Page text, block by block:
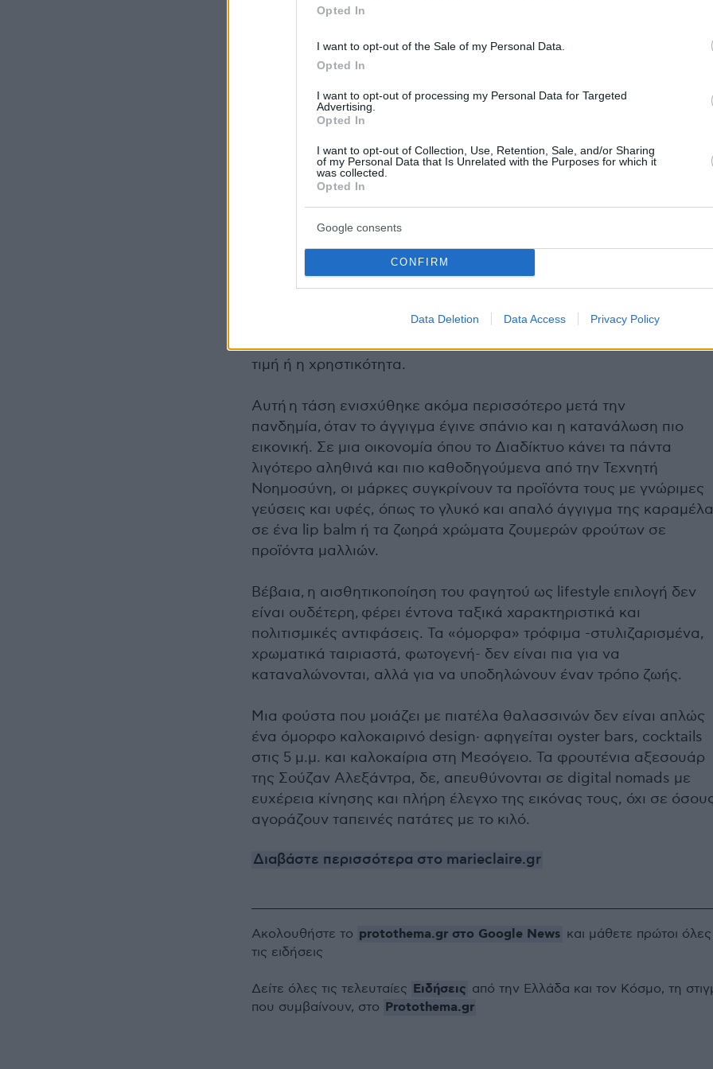
Opted In
I want to opt-out of the Sale of my Personal Data.
Opted In
I want to opt-out of processing my Personal Data for Targeted
Advertising.
Opted In
I want to opt-out of Collection, Use, Retention, Sale, and/or Sharing
of my Personal Data that Is Unrelated with the Purposes for which it
was collected.
Opted In
Google consents
CONFIRM
Data Deletion Data Access Privacy Policy
τελικά είναι καλύτερα να κρατάμε δερμάτινα trompe l’oeil σέλινα
Η συμβολική διάσταση του φαγητού, όπως στους πίνακες των
Ολλανδών μαστόρων, δηλώνει μέχρι και σήμερα αφθονία και
αντίστοιχο κοινωνικό status. Τα απλά, υγιή, «φυσικά» προϊόντα
fashion statement.
Κι αν τρώμε πρώτα με τα μάτια, από φρέσκα μακαρόνια σε
στην εικόνα. Έχει μυρωδιά, αφή, φαντασιακή γεύση και είναι
προϊόν. Καλλυντικά με ονόματα όπως Raspberry Jello ή Espresso,
αισθητηριακού μάρκετινγκ που χτίζει αναμνήσεις, συναισθήματα,
τιμή ή η χρηστικότητα.
Αυτή η τάση ενισχύθηκε ακόμα περισσότερο μετά την
πανδημία, όταν το άγγιγμα έγινε σπάνιο και η κατανάλωση πιο
εικονική. Σε μια οικονομία όπου το Διαδίκτυο κάνει τα πάντα
λιγότερο αληθινά και πιο καθοδηγούμενα από την Τεχνητή
Νοημοσύνη, οι μάρκες συγκρίνουν τα προϊόντα τους με γνώριμες
γεύσεις και υφές, όπως το γλυκό και απαλό άγγιγμα της
σε ένα lip balm ή τα ζωηρά χρώματα ζουμερών φρούτων σε
προϊόντα μαλλιών.
Βέβαια, η αισθητικοποίηση του φαγητού ως lifestyle επιλογή δεν
είναι ουδέτερη, φέρει έντονα ταξικά χαρακτηριστικά και
πολιτισμικές αντιφάσεις. Τα «όμορφα» τρόφιμα -στυλιζαρισμένα,
χρωματικά ταιριαστά, φωτογενή- δεν είναι πια για να
καταναλώνονται, αλλά για να υποδηλώνουν έναν τρόπο ζωής.
Μια φούστα που μοιάζει με πιατέλα θαλασσινών δεν είναι απλώς
ένα όμορφο καλοκαιρινό design· αφηγείται oyster bars, cocktails
στις 5 μ.μ. και καλοκαίρια στη Μεσόγειο. Τα φρουτένια αξεσουάρ
της Σούζαν Αλεξάντρα, δε, απευθύνονται σε digital nomads με
ευχέρεια κίνησης και πλήρη έλεγχο της εικόνας τους, όχι σε
αγοράζουν ταπεινές πατάτες με το κιλό.
Διαβάστε περισσότερα στο marieclaire.gr
Ακολουθήστε το protothema.gr στο Google News και μάθετε πρώτοι όλες
τις ειδήσεις
Δείτε όλες τις τελευταίες Ειδήσεις από την Ελλάδα και τον Κόσμο, τη
που συμβαίνουν, στο Protothema.gr